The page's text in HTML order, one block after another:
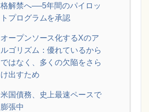
格解禁へ──5年間のパイロッ
トプログラムを承認
オープンソース化するXのア
ルゴリズム：優れているから
ではなく、多くの欠陥をさら
け出すため
米国債務、史上最速ペースで
膨張中